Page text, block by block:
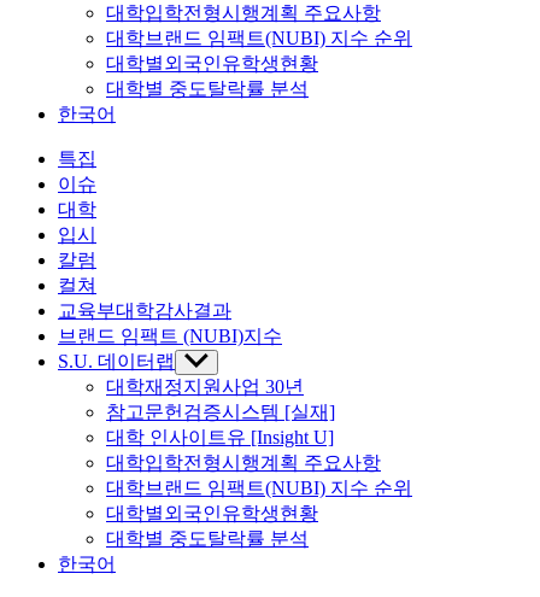
대학입학전형시행계획 주요사항
대학브랜드 임팩트(NUBI) 지수 순위
대학별외국인유학생현황
대학별 중도탈락률 분석
한국어
특집
이슈
대학
입시
칼럼
컬쳐
교육부대학감사결과
브랜드 임팩트 (NUBI)지수
S.U. 데이터랩
Show
sub
menu
대학재정지원사업 30년
참고문헌검증시스템 [실재]
대학 인사이트유 [Insight U]
대학입학전형시행계획 주요사항
대학브랜드 임팩트(NUBI) 지수 순위
대학별외국인유학생현황
대학별 중도탈락률 분석
한국어